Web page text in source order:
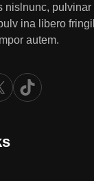
nislnunc,
ina libero
autem.
TikTok